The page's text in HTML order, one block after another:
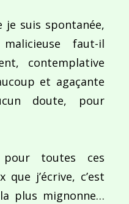
je suis spontanée,
faut-il
contemplative
et agaçante
doute, pour
toutes ces
que j’écrive, c’est
plus mignonne…